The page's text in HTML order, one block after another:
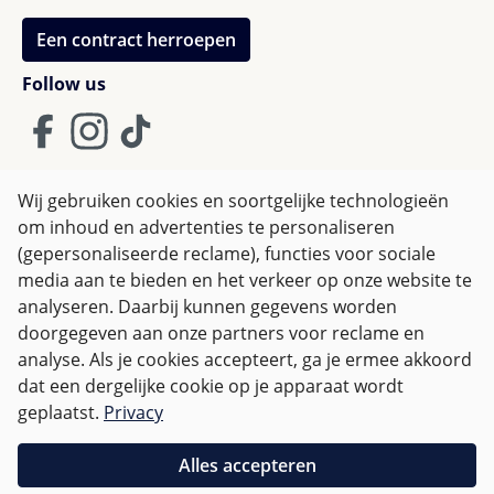
De meubels zullen naar jullie worden verzonden door
een expediteur. Zij zullen contact opnemen om een
levering is tot aan de stoeprand. Het vervoer tot aan
het huis of appartement is niet inbegrepen in de
elkaar gezet.
Follow us
Een contract herroepen
Algemene Voorwaarden
Privacy policy & Cookies
Herroepingsrecht
Alle prijzen incl. btw plusverzendkosten en eventuele
bezorgkosten, indien niet anders vermeld.
verzendkostenvrij.
Wij gebruiken cookies en soortgelijke technologieën
om inhoud en advertenties te personaliseren
(gepersonaliseerde reclame), functies voor sociale
media aan te bieden en het verkeer op onze website te
analyseren. Daarbij kunnen gegevens worden
doorgegeven aan onze partners voor reclame en
analyse. Als je cookies accepteert, ga je ermee akkoord
dat een dergelijke cookie op je apparaat wordt
geplaatst. Privacy
Alles accepteren